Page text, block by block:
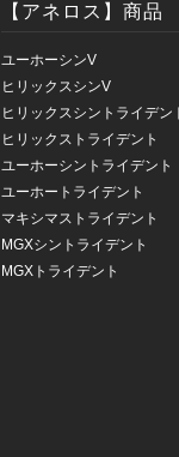
【アネロス】商品
ユーホーシンV
ヒリックスシンV
ヒリックスシントライデン
ヒリックストライデント
ユーホーシントライデント
ユーホートライデント
マキシマストライデント
MGXシントライデント
MGXトライデント